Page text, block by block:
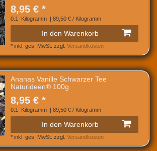
8,95 € *
0.1 Kilogramm | 89,50 € / Kilogramm
In den Warenkorb
* inkl. ges. MwSt. zzgl. Versandkosten
Ananas Vanille Schwarzer Tee
Naturideen® 100g
8,95 € *
0.1 Kilogramm | 89,50 € / Kilogramm
In den Warenkorb
* inkl. ges. MwSt. zzgl. Versandkosten